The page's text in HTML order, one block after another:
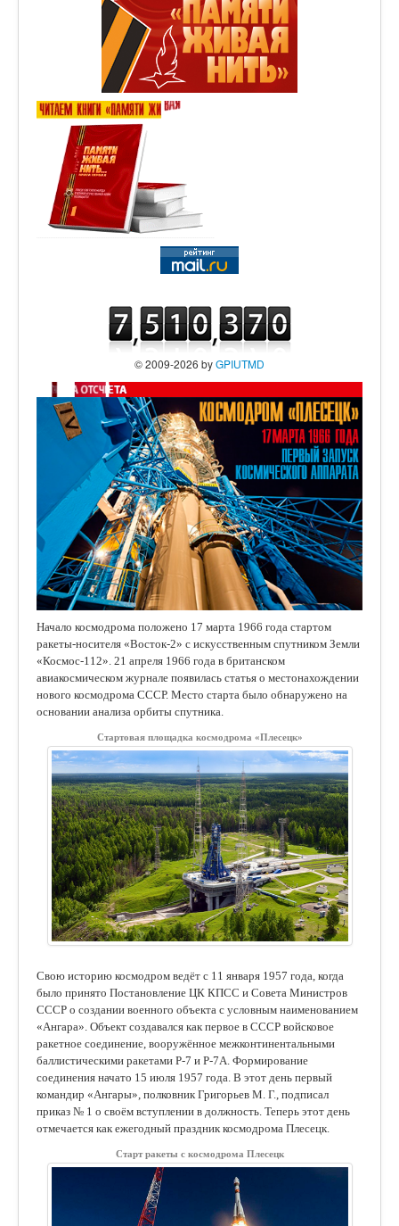
© 2009-2026 byGPIUTMD
Начало космодрома положено 17 марта 1966 года стартом
ракеты-носителя «Восток-2» с искусственным спутником Земли
«Космос-112». 21 апреля 1966 года в британском
авиакосмическом журнале появилась статья о местонахождении
нового космодрома СССР. Место старта было обнаружено на
основании анализа орбиты спутника.
Стартовая площадка космодрома «Плесецк»
Свою историю космодром ведёт с 11 января 1957 года, когда
было принято Постановление ЦК КПСС и Совета Министров
СССР о создании военного объекта с условным наименованием
«Ангара». Объект создавался как первое в СССР войсковое
ракетное соединение, вооружённое межконтинентальными
баллистическими ракетами Р-7 и Р-7А. Формирование
соединения начато 15 июля 1957 года. В этот день первый
командир «Ангары», полковник Григорьев М. Г., подписал
приказ № 1 о своём вступлении в должность. Теперь этот день
отмечается как ежегодный праздник космодрома Плесецк.
Старт ракеты с космодрома Плесецк